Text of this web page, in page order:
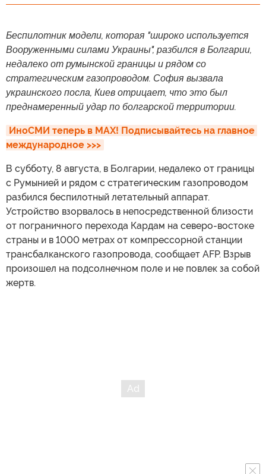
Беспилотник модели, которая "широко используется
Вооруженными силами Украины", разбился в Болгарии,
недалеко от румынской границы и рядом со
стратегическим газопроводом. София вызвала
украинского посла, Киев отрицает, что это был
преднамеренный удар по болгарской территории.
ИноСМИ теперь в MAX! Подписывайтесь на главное
международное >>>
В субботу, 8 августа, в Болгарии, недалеко от границы
с Румынией и рядом с стратегическим газопроводом
разбился беспилотный летательный аппарат.
Устройство взорвалось в непосредственной близости
от пограничного перехода Кардам на северо-востоке
страны и в 1000 метрах от компрессорной станции
трансбалканского газопровода, сообщает AFP. Взрыв
произошел на подсолнечном поле и не повлек за собой
жертв.